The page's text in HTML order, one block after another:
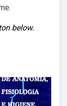
below.